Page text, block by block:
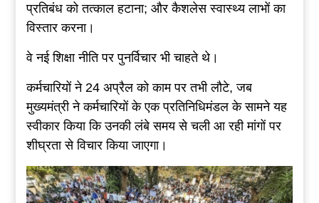
प्रतिबंध को तत्काल हटाना; और कैशलेस स्वास्थ्य लाभों का
विस्तार करना।
वे नई शिक्षा नीति पर पुनर्विचार भी चाहते थे।
कर्मचारियों ने 24 अप्रैल को काम पर तभी लौटे, जब
मुख्यमंत्री ने कर्मचारियों के एक प्रतिनिधिमंडल के सामने यह
स्वीकार किया कि उनकी लंबे समय से चली आ रही मांगों पर
शीघ्रता से विचार किया जाएगा।